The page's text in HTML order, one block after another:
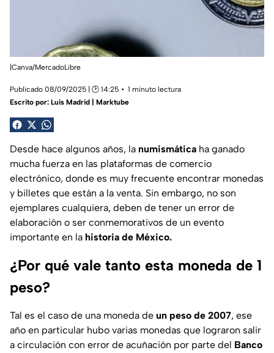
|Canva/MercadoLibre
Publicado 08/09/2025 | 🕑 14:25
1 minuto lectura
Escrito por: Luis Madrid | Marktube
Desde hace algunos años, la numismática ha ganado
mucha fuerza en las plataformas de comercio
electrónico, donde es muy frecuente encontrar monedas
y billetes que están a la venta. Sin embargo, no son
ejemplares cualquiera, deben de tener un error de
elaboración o ser conmemorativos de un evento
importante en la historia de México.
¿Por qué vale tanto esta moneda de 1
peso?
Tal es el caso de una moneda de un peso de 2007, ese
año en particular hubo varias monedas que lograron salir
a circulación con error de acuñación por parte del Banco